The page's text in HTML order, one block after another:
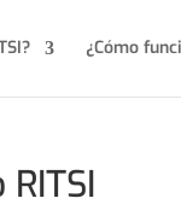
¿Cómo